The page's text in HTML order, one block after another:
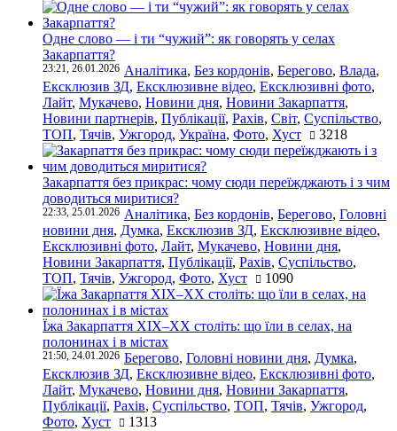
Одне слово — і ти “чужий”: як говорять у селах
Закарпаття?
23:21, 26.01.2026 Аналітика, Без кордонів, Берегово, Влада,
Ексклюзив ЗД, Ексклюзивне відео, Ексклюзивні фото,
Лайт, Мукачево, Новини дня, Новини Закарпаття,
Новини партнерів, Публікації, Рахів, Світ, Суспільство,
ТОП, Тячів, Ужгород, Україна, Фото, Хуст 3218
Закарпаття без прикрас: чому сюди переїжджають і з чим
доводиться миритися?
22:33, 25.01.2026 Аналітика, Без кордонів, Берегово, Головні
новини дня, Думка, Ексклюзив ЗД, Ексклюзивне відео,
Ексклюзивні фото, Лайт, Мукачево, Новини дня,
Новини Закарпаття, Публікації, Рахів, Суспільство,
ТОП, Тячів, Ужгород, Фото, Хуст 1090
Їжа Закарпаття ХІХ–ХХ століть: що їли в селах, на
полонинах і в містах
21:50, 24.01.2026 Берегово, Головні новини дня, Думка,
Ексклюзив ЗД, Ексклюзивне відео, Ексклюзивні фото,
Лайт, Мукачево, Новини дня, Новини Закарпаття,
Публікації, Рахів, Суспільство, ТОП, Тячів, Ужгород,
Фото, Хуст 1313